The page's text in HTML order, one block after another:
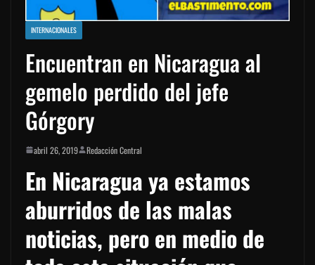
INTERNACIONALES
Encuentran en Nicaragua al
gemelo perdido del jefe
Górgory
abril 26, 2019 Redacción Central
En Nicaragua ya estamos
aburridos de las malas
noticias, pero en medio de